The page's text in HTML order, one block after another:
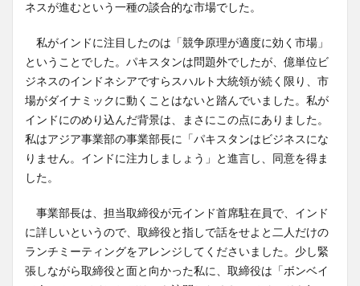
ネスが進むという一種の談合的な市場でした。
私がインドに注目したのは「競争原理が適度に効く市場」
ということでした。パキスタンは問題外でしたが、億単位ビ
ジネスのインドネシアですらスハルト大統領が続く限り、市
場がダイナミックに動くことはないと踏んでいました。私が
インドにのめり込んだ背景は、まさにこの点にありました。
私はアジア事業部の事業部長に「パキスタンはビジネスにな
りません。インドに注力しましょう」と進言し、同意を得ま
した。
事業部長は、担当取締役が元インド首席駐在員で、インド
に詳しいというので、取締役と指しで話をせよと二人だけの
ランチミーティングをアレンジしてくださいました。少し緊
張しながら取締役と面と向かった私に、取締役は「ボンベイ